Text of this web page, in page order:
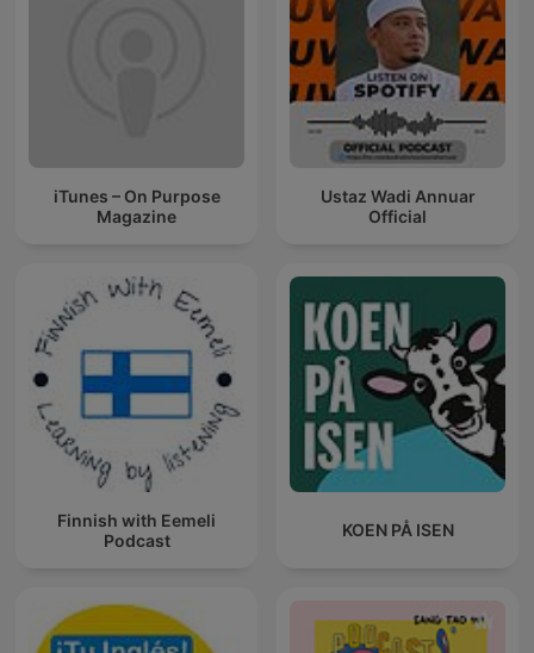
iTunes – On Purpose
Magazine
Ustaz Wadi Annuar
Official
Finnish with Eemeli
Podcast
KOEN PÅ ISEN